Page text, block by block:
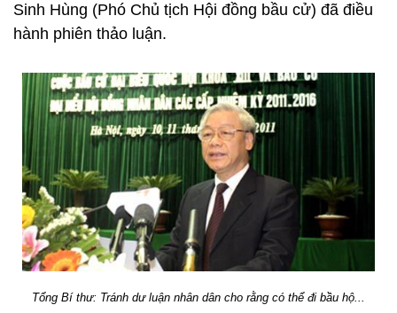
Sinh Hùng (Phó Chủ tịch Hội đồng bầu cử) đã điều
hành phiên thảo luận.
Tổng Bí thư: Tránh dư luận nhân dân cho rằng có thể đi bầu hộ...